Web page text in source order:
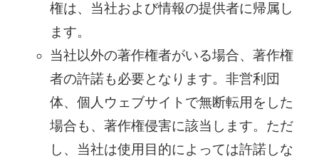
権は、当社および情報の提供者に帰属し
ます。
当社以外の著作権者がいる場合、著作権
者の許諾も必要となります。非営利団
体、個人ウェブサイトで無断転用をした
場合も、著作権侵害に該当します。ただ
し、当社は使用目的によっては許諾しな